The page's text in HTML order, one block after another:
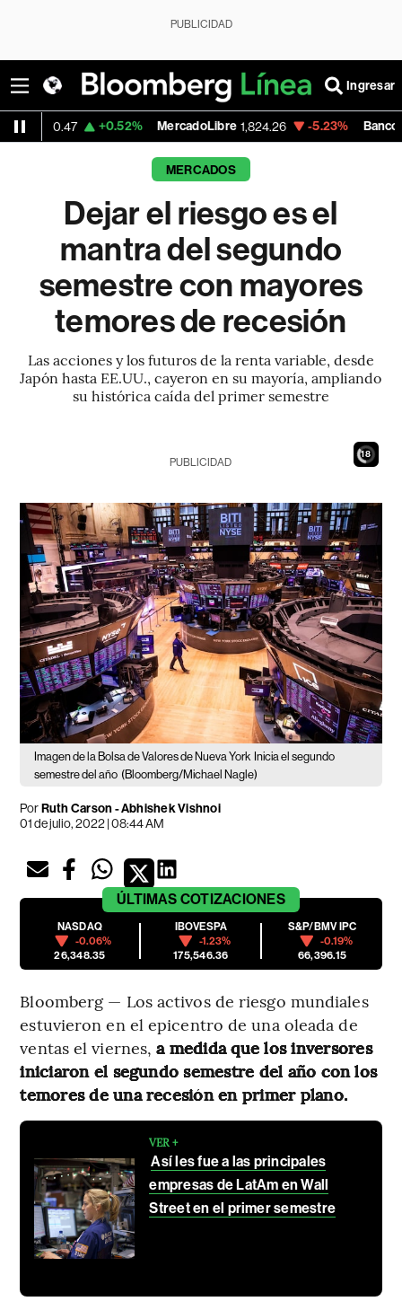
PUBLICIDAD
Ingresar
+0.52% MercadoLibre 1,824.26 -5.23% Banco de Bogota
MERCADOS
Dejar el riesgo es el
mantra del segundo
semestre con mayores
temores de recesión
Las acciones y los futuros de la renta variable, desde
Japón hasta EE.UU., cayeron en su mayoría, ampliando
su histórica caída del primer semestre
16
PUBLICIDAD
Imagen de la Bolsa de Valores de Nueva York Inicia el segundo
semestre del año (Bloomberg/Michael Nagle)
PorRuth Carson - Abhishek Vishnoi
01 de julio, 2022 | 08:44 AM
ÚLTIMAS COTIZACIONES
NASDAQ
-0.06%
26,348.35
IBOVESPA
-1.23%
175,546.36
S&P/BMV IPC
-0.19%
66,396.15
Bloomberg — Los activos de riesgo mundiales
estuvieron en el epicentro de una oleada de
ventas el viernes,a medida que los inversores
iniciaron el segundo semestre del año con los
temores de una recesión en primer plano.
VER +
Así les fue a las principales
empresas de LatAm en Wall
Street en el primer semestre